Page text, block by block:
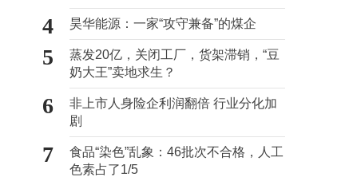
4 昊华能源：一家“攻守兼备”的煤企
5
蒸发20亿，关闭工厂，货架滞销，“豆
奶大王”卖地求生？
6
非上市人身险企利润翻倍 行业分化加
剧
7
食品“染色”乱象：46批次不合格，人工
色素占了1/5